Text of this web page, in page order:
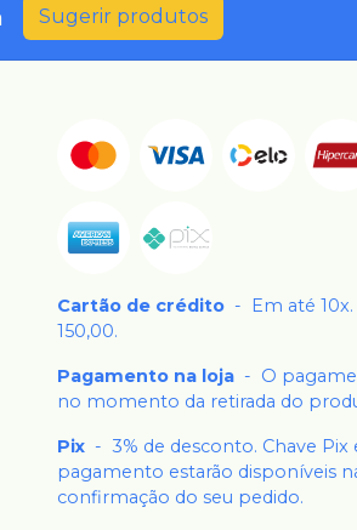
Sugerir produtos
Cartão de crédito -
Em até
150,00.
Pagamento na loja - O
no momento da retirada do
Pix - 3% de desconto. Chave Pix
pagamento estarão disponíveis
confirmação do seu pedido.